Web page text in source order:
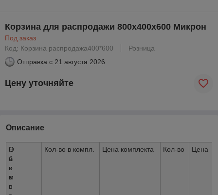
Корзина для распродажи 800х400х600 Микрон
Под заказ
Код: Корзина распродажа400*600
Розница
Отправка с 21 августа 2026
Цену уточняйте
Описание
О
б
о
з
н
Н
а
и
м
е
Кол-во в компл. Цена комплекта Кол-во Цена